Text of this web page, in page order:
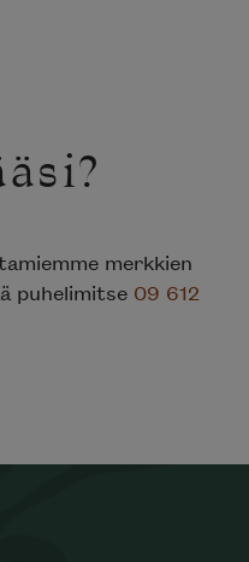
merkkien
puhelimitse 09 612